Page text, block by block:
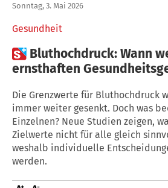
Gesundheit
Sonntag, 3. Mai 2026
 Bluthochdruck: Wann
ernsthaften
Die Grenzwerte für Bluthochdruck
immer weiter gesenkt. Doch was
Einzelnen? Neue Studien zeigen,
Zielwerte nicht für alle gleich
weshalb individuelle
werden.